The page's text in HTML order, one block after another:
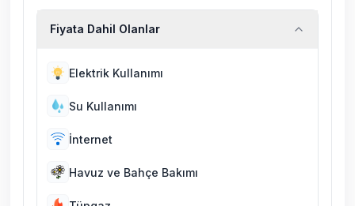
Fiyata Dahil Olanlar
Elektrik Kullanımı
Su Kullanımı
İnternet
Havuz ve Bahçe Bakımı